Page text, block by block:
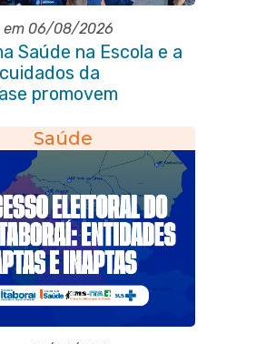
em 06/08/2026
Saúde na Escola e a
da
promovem
na E.M Adelaide de
Seabra
Saúde